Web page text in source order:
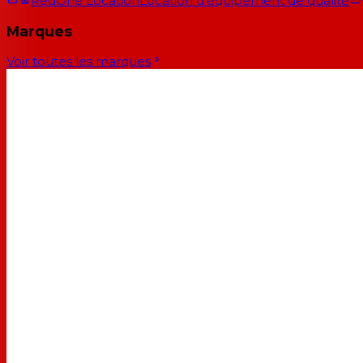
Marques
Voir toutes les marques